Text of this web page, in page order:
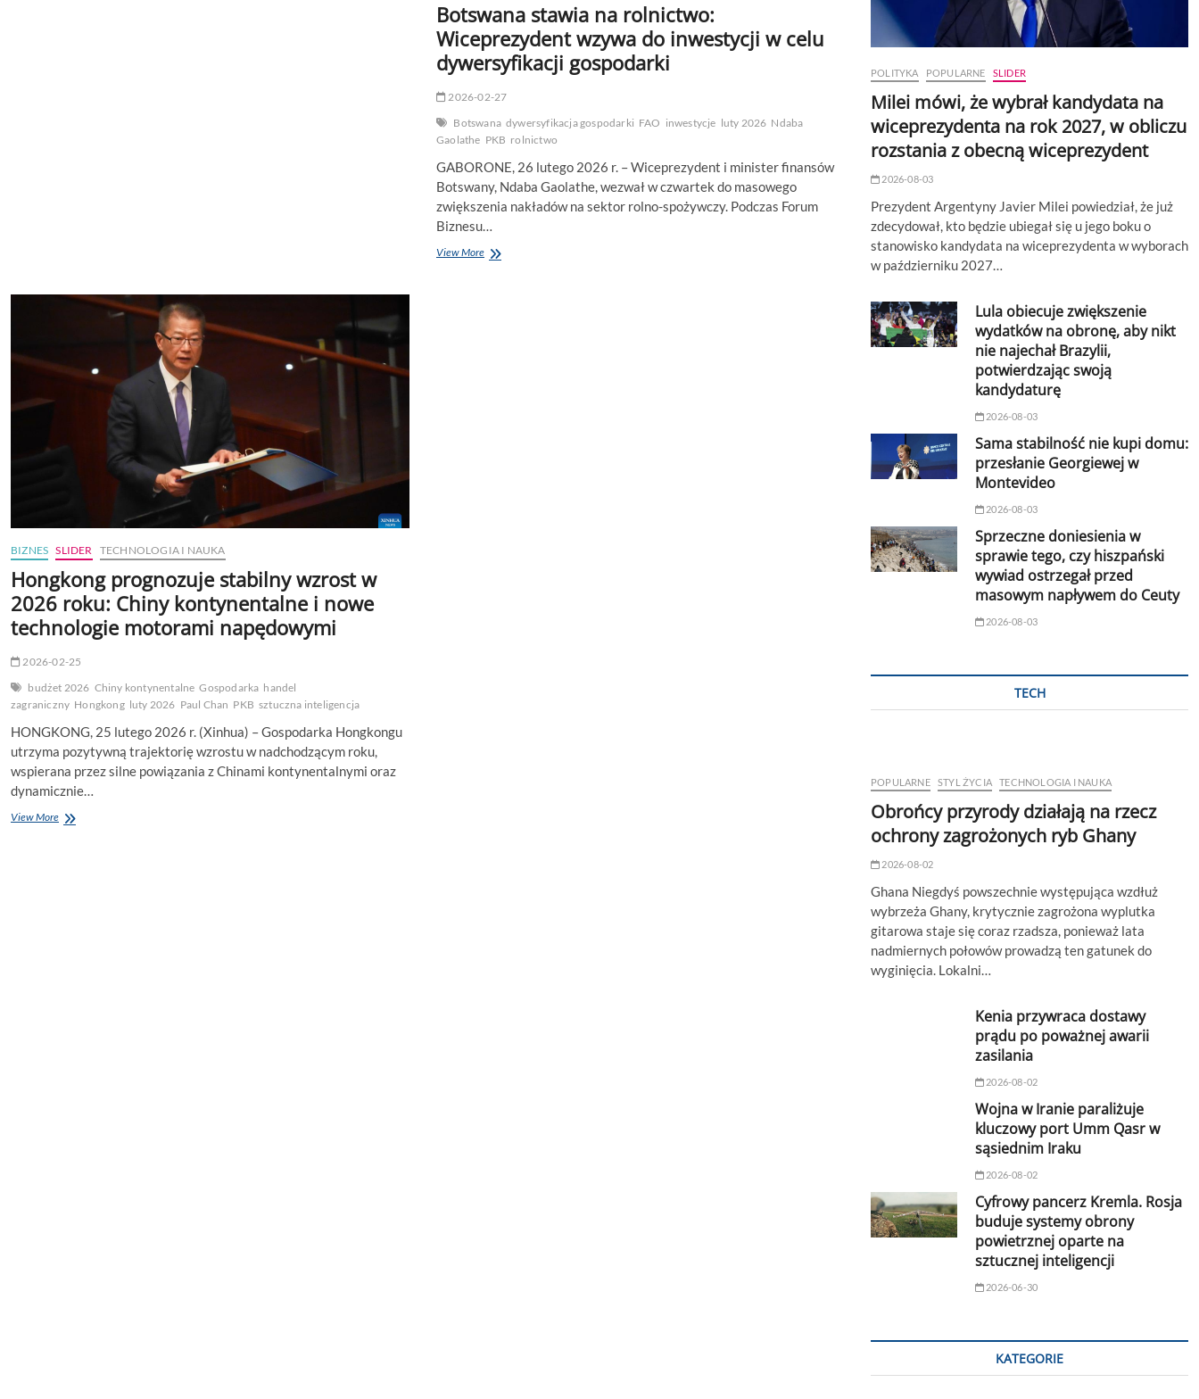
Botswana stawia na rolnictwo:
Wiceprezydent wzywa do inwestycji w celu
dywersyfikacji gospodarki
2026-02-27
Botswana dywersyfikacja gospodarki FAO inwestycje luty 2026 Ndaba
Gaolathe PKB rolnictwo
GABORONE, 26 lutego 2026 r. – Wiceprezydent i minister finansów
Botswany, Ndaba Gaolathe, wezwał w czwartek do masowego
zwiększenia nakładów na sektor rolno-spożywczy. Podczas Forum
Biznesu…
View MoreBotswana
BIZNES SLIDER TECHNOLOGIA I NAUKA
Hongkong prognozuje stabilny wzrost w
2026 roku: Chiny kontynentalne i nowe
technologie motorami napędowymi
2026-02-25
budżet 2026 Chiny kontynentalne Gospodarka handel
zagraniczny Hongkong luty 2026 Paul Chan PKB sztuczna inteligencja
HONGKONG, 25 lutego 2026 r. (Xinhua) – Gospodarka Hongkongu
utrzyma pozytywną trajektorię wzrostu w nadchodzącym roku,
wspierana przez silne powiązania z Chinami kontynentalnymi oraz
dynamicznie…
View MoreHongkong
POLITYKA POPULARNE SLIDER
Milei mówi, że wybrał kandydata na
wiceprezydenta na rok 2027, w obliczu
rozstania z obecną wiceprezydent
2026-08-03
Prezydent Argentyny Javier Milei powiedział, że już
zdecydował, kto będzie ubiegał się u jego boku o
stanowisko kandydata na wiceprezydenta w wyborach
w październiku 2027…
Lula obiecuje zwiększenie
wydatków na obronę, aby nikt
nie najechał Brazylii,
potwierdzając swoją
kandydaturę
2026-08-03
Sama stabilność nie kupi domu:
przesłanie Georgiewej w
Montevideo
2026-08-03
Sprzeczne doniesienia w
sprawie tego, czy hiszpański
wywiad ostrzegał przed
masowym napływem do Ceuty
2026-08-03
TECH
POPULARNE STYL ŻYCIA TECHNOLOGIA I NAUKA
Obrońcy przyrody działają na rzecz
ochrony zagrożonych ryb Ghany
2026-08-02
Ghana Niegdyś powszechnie występująca wzdłuż
wybrzeża Ghany, krytycznie zagrożona wyplutka
gitarowa staje się coraz rzadsza, ponieważ lata
nadmiernych połowów prowadzą ten gatunek do
wyginięcia. Lokalni…
Kenia przywraca dostawy
prądu po poważnej awarii
zasilania
2026-08-02
Wojna w Iranie paraliżuje
kluczowy port Umm Qasr w
sąsiednim Iraku
2026-08-02
Cyfrowy pancerz Kremla. Rosja
buduje systemy obrony
powietrznej oparte na
sztucznej inteligencji
2026-06-30
KATEGORIE